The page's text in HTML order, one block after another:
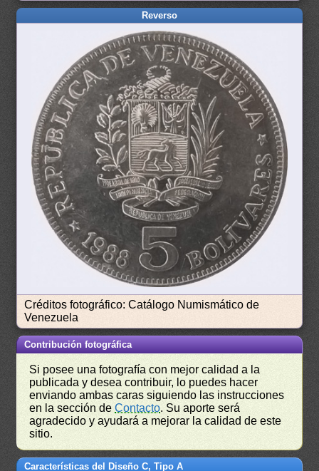
Reverso
Créditos fotográfico: Catálogo Numismático de
Venezuela
Contribución fotográfica
Si posee una fotografía con mejor calidad a la
publicada y desea contribuir, lo puedes hacer
enviando ambas caras siguiendo las instrucciones
en la sección deContacto. Su aporte será
agradecido y ayudará a mejorar la calidad de este
sitio.
Características del Diseño C, Tipo A